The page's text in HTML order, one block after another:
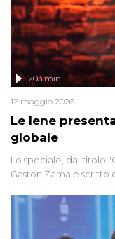
Le Iene
globale
203 min
12 maggio 2026
Lo speciale, dal titolo
Gaston Zama e scritto
racconta l'universo
globali e del
social network, talk